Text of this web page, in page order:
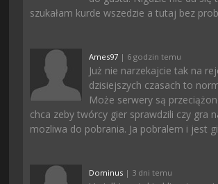
szukałam kurde wszedzie a tutaj bez
Ames97 | 6 godzin temu
Już nie narzekajcie tak na
dzisiejszych czasach to
Może serwery są
chca zeby twórcy gier sprawdzili czy gra
mozliwa do pobrania. Ja pobralem i jest
Dominus | 3 dni temu